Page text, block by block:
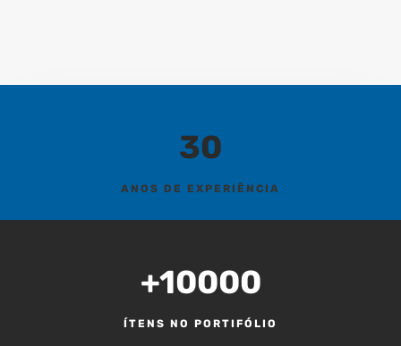
30
ANOS DE EXPERIÊNCIA
+10000
ÍTENS NO PORTIFÓLIO